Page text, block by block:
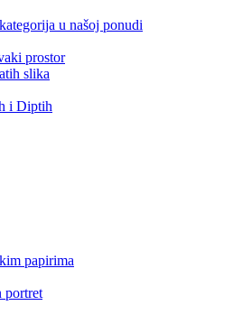
u našoj ponudi
prostor
slika
i Diptih
papirima
portret